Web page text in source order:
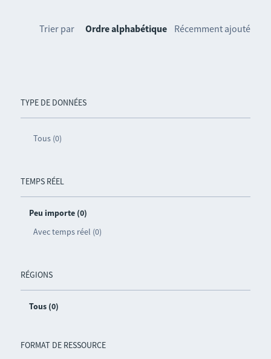
TYPE DE DONNÉES
Tous (0)
TEMPS RÉEL
Peu importe (0)
Avec temps réel (0)
RÉGIONS
Tous (0)
FORMAT DE RESSOURCE
Trier par Ordre alphabétique Récemment ajouté